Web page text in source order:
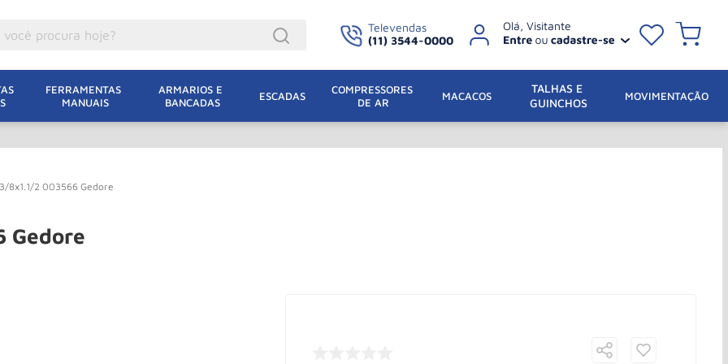
Televendas
(11) 3544-0000
FERRAMENTAS
MANUAIS
ARMARIOS E
BANCADAS
ESCADAS
COMPRESSORES
DE AR
MACACOS
TALHAS E
GUINCHOS
MOVIMENTAÇÃO
8x1.1/2 003566 Gedore
Gedore